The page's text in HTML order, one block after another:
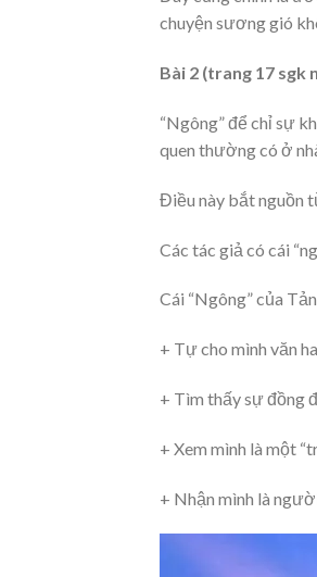
chuyện sương gió
Bài 2 (trang 17 sgk
“Ngông” để chỉ sự
quen thường có ở
Điều này bắt nguồn
Các tác giả có cái
Cái “Ngông” của
+ Tự cho mình văn
+ Tìm thấy sự đồng
+ Xem mình là một
+ Nhận mình là